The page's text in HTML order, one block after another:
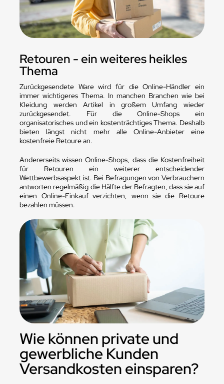
Retouren - ein weiteres heikles
Thema
Zurückgesendete Ware wird für die Online-Händler ein
immer wichtigeres Thema. In manchen Branchen wie bei
Kleidung werden Artikel in großem Umfang wieder
zurückgesendet. Für die Online-Shops ein
organisatorisches und ein kostenträchtiges Thema. Deshalb
bieten längst nicht mehr alle Online-Anbieter eine
kostenfreie Retoure an.
Andererseits wissen Online-Shops, dass die Kostenfreiheit
für Retouren ein weiterer entscheidender
Wettbewerbsaspekt ist. Bei Befragungen von Verbrauchern
antworten regelmäßig die Hälfte der Befragten, dass sie auf
einen Online-Einkauf verzichten, wenn sie die Retoure
bezahlen müssen.
Wie können private und
gewerbliche Kunden
Versandkosten einsparen?